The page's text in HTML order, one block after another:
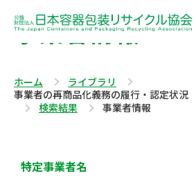
事業者情報
ホーム
ライブラリ
事業者の再商品化義務の履行・認定状況
検索結果
事業者情報
特定事業者名